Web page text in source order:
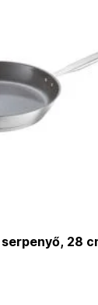
serpenyő, 28